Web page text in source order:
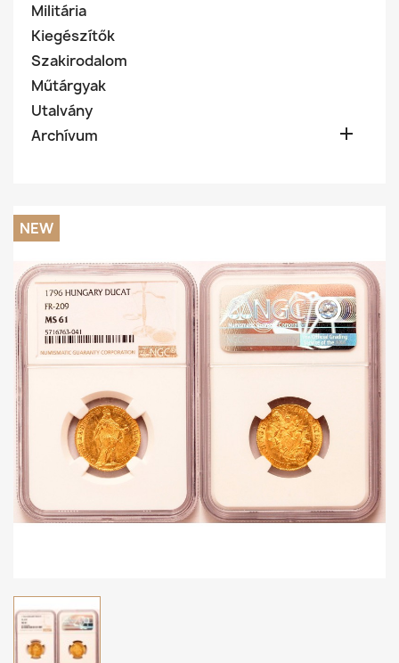
Militária
Kiegészítők
Szakirodalom
Műtárgyak
Utalvány
Archívum

NEW